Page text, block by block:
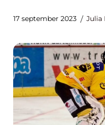
17 september 2023 Julia